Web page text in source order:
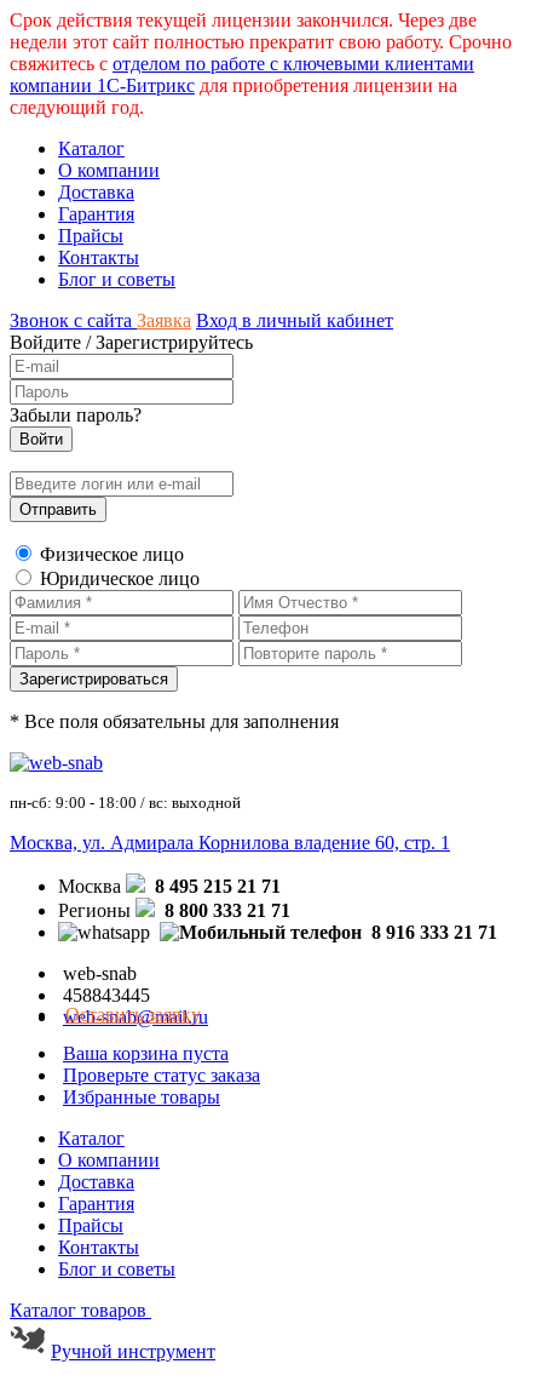
Срок действия текущей лицензии закончился. Через две
недели этот сайт полностью прекратит свою работу. Срочно
свяжитесь с отделом по работе с ключевыми клиентами
компании 1С-Битрикс для приобретения лицензии на
следующий год.
Каталог
О компании
Доставка
Гарантия
Прайсы
Контакты
Блог и советы
Звонок с сайта Заявка Вход в личный кабинет
Войдите /Зарегистрируйтесь
Забыли пароль?
Физическое лицо
Юридическое лицо
* Все поля обязательны для заполнения
пн-сб: 9:00 - 18:00 / вс: выходной
Москва, ул. Адмирала Корнилова владение 60, стр. 1
Москва
8 495 215 21 71
Регионы
8 800 333 21 71
8 916 333 21 71
web-snab
458843445
web-snab@mail.ru
Оставить заявку
Ваша корзина пуста
Проверьте статус заказа
Избранные товары
Каталог
О компании
Доставка
Гарантия
Прайсы
Контакты
Блог и советы
Каталог товаров
Ручной инструмент